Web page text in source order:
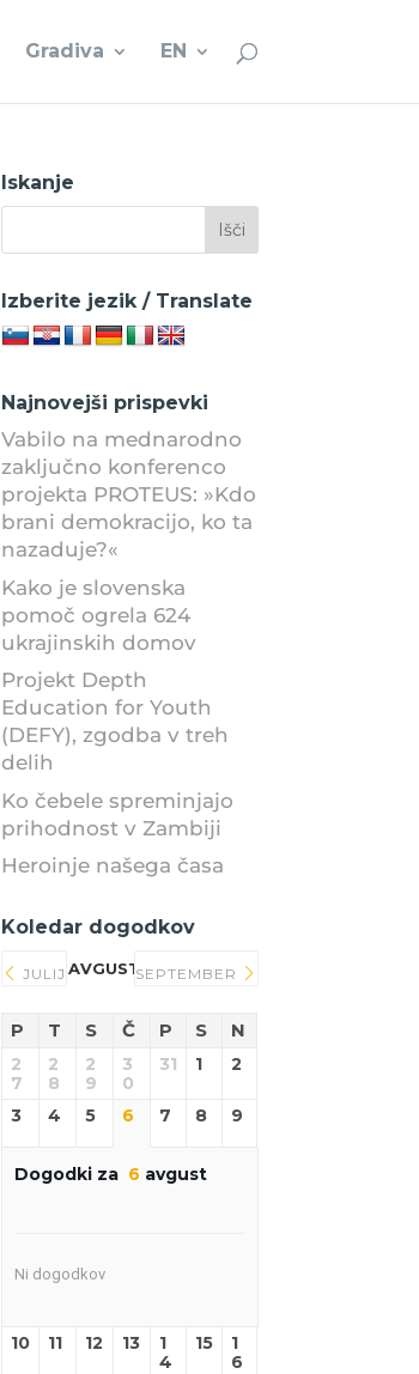
Gradiva EN
Iskanje
Izberite jezik / Translate
Najnovejši prispevki
Vabilo na mednarodno
zaključno konferenco
projekta PROTEUS: »Kdo
brani demokracijo, ko ta
nazaduje?«
Kako je slovenska
pomoč ogrela 624
ukrajinskih domov
Projekt Depth
Education for Youth
(DEFY), zgodba v treh
delih
Ko čebele spreminjajo
prihodnost v Zambiji
Heroinje našega časa
Koledar dogodkov
JULIJ AVGUST 2026
SEPTEMBER
P T S Č P S N
2
7
2
8
2
9
3
0
31 1 2
3 4 5 6 7 8 9
Dogodki za 6 avgust
Ni dogodkov
10 11 12 13
1
4
15
1
6